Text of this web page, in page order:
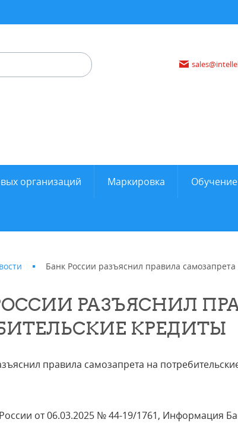
организаций Маркировка Обучение
Банк России разъяснил правила
РАЗЪЯСНИЛ
КРЕДИТЫ
правила самозапрета на
от 06.03.2025 № 44-19/1761, Информация